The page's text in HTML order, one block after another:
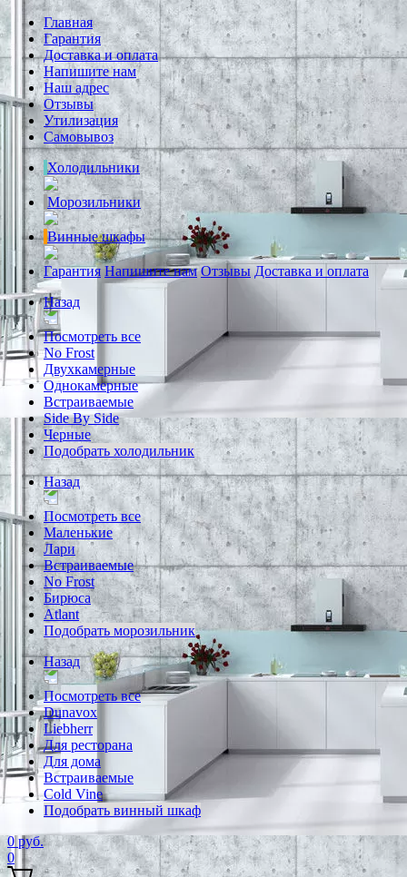
Главная
Гарантия
Доставка и оплата
Напишите нам
Наш адрес
Отзывы
Утилизация
Самовывоз
Холодильники
Морозильники
Винные шкафы
Гарантия Напишите нам Отзывы Доставка и оплата
Назад
Посмотреть все
No Frost
Двухкамерные
Однокамерные
Встраиваемые
Side By Side
Черные
Подобрать холодильник
Назад
Посмотреть все
Маленькие
Лари
Встраиваемые
No Frost
Бирюса
Atlant
Подобрать морозильник
Назад
Посмотреть все
Dunavox
Liebherr
Для ресторана
Для дома
Встраиваемые
Cold Vine
Подобрать винный шкаф
0 руб.
0